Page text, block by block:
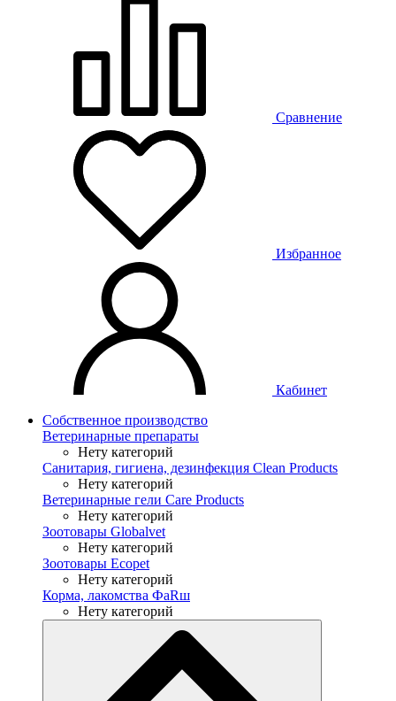
Сравнение
Избранное
Кабинет
Собственное производство
Ветеринарные препараты
Нету категорий
Санитария, гигиена, дезинфекция Clean Products
Нету категорий
Ветеринарные гели Care Products
Нету категорий
Зоотовары Globalvet
Нету категорий
Зоотовары Ecopet
Нету категорий
Корма, лакомства ФaRш
Нету категорий